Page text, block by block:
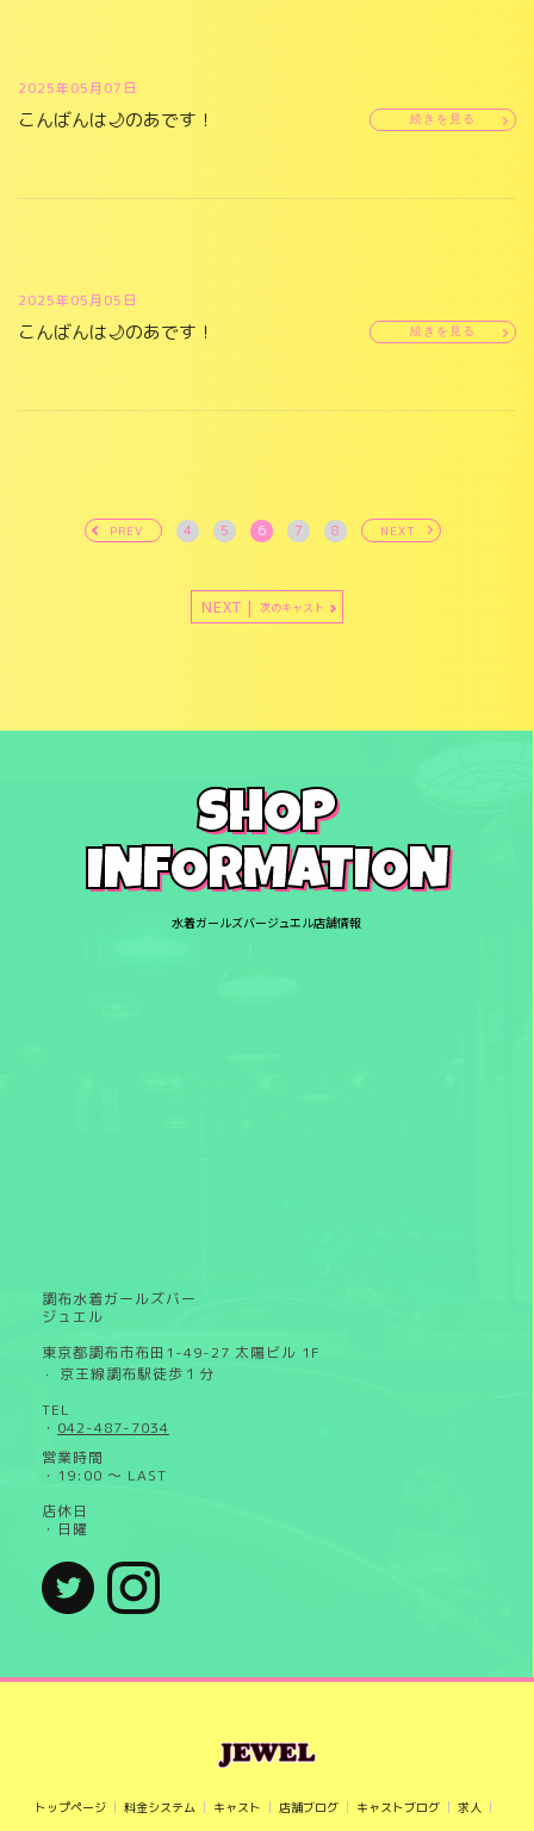
2025年05月07日
こんばんは🌙のあです！ 続きを見る
2025年05月05日
こんばんは🌙のあです！ 続きを見る
PREV 4 5 6 7 8 NEXT
NEXT | 次のキャスト
SHOP
INFORMATION
水着ガールズバージュエル店舗情報
調布水着ガールズバー
ジュエル
東京都調布市布田1-49-27 太陽ビル 1F
・
京王線調布駅徒歩１分
TEL
・ 042-487-7034
営業時間
・19:00 ～ LAST
店休日
・日曜
トップページ 料金システム キャスト 店舗ブログ キャストブログ
求人